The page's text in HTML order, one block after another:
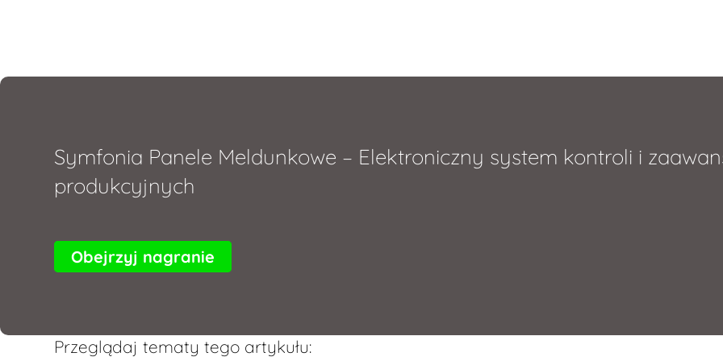
Symfonia Panele Meldunkowe – Elektroniczny system kontroli i
produkcyjnych
Obejrzyj nagranie
Przeglądaj tematy tego artykułu: